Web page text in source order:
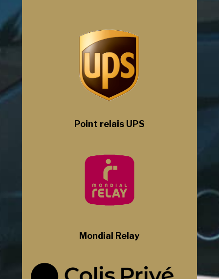
Point relais UPS
Mondial Relay